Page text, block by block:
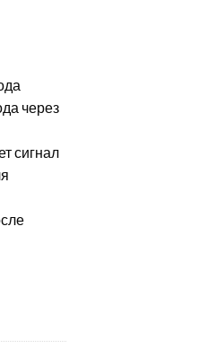
через
сигнал